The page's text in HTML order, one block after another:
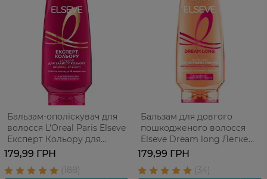
Бальзам-ополіскувач для
волосся L’Oreal Paris Elseve
Експерт Кольору для
фарбованого або
мелірованого волосся 200
мл
179,99 ГРН
Бальзам для довгого
пошкодженого волосся
Elseve Dream long Легке
Розчісування 200 мл
179,99 ГРН